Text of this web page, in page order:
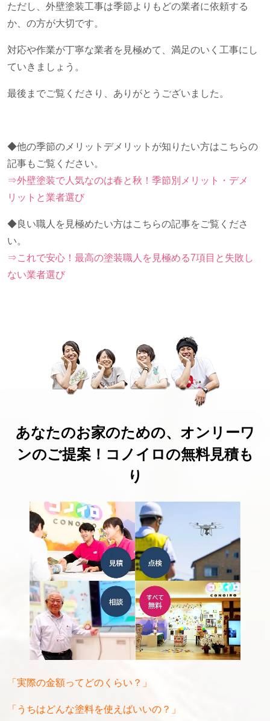
ただし、外壁塗装工事は季節よりもどの業者に依頼する
か、の方が大切です。
対応や作業が丁寧な業者を見極めて、満足のいく工事にし
ていきましょう。
最後までご覧くださり、ありがとうございました。
◆他の季節のメリットデメリットが知りたい方はこちらの
記事もご覧ください。
⇒外壁塗装で人気なのは春と秋！季節別メリット・デメ
リットと業者選び
◆良い職人を見極めたい方はこちらの記事をご覧くださ
い。
⇒これで安心！最高の塗装職人を見極める7項目と失敗し
ない業者選び
あなたのお家のための、オンリーワ
ンのご提案！コノイロの無料見積も
り
「実際の金額ってどのくらい？」
「うちはどんな塗料を使えばいいの？」